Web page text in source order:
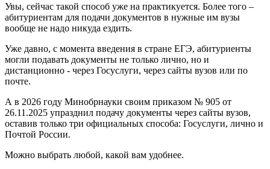
Увы, сейчас такой способ уже на практикуется. Более того –
абитуриентам для подачи документов в нужные им вузы
вообще не надо никуда ездить.
Уже давно, с момента введения в стране ЕГЭ, абитуриенты
могли подавать документы не только лично, но и
дистанционно - через Госуслуги, через сайты вузов или по
почте.
А в 2026 году Минобрнауки своим приказом № 905 от
26.11.2025 упразднил подачу документы через сайты вузов,
оставив только три официальных способа: Госуслуги, лично и
Почтой России.
Можно выбрать любой, какой вам удобнее.